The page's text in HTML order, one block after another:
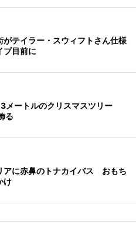
がテイラー・スウィフトさん仕様
目前に
メートルのクリスマスツリー
る
アに赤鼻のトナカイバス おもち
け